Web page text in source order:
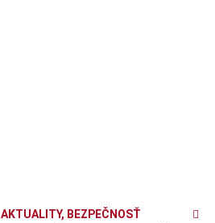
AKTUALITY, BEZPEČNOSŤ